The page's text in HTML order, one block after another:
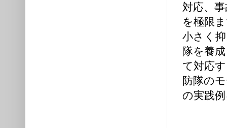
対応、
を極限
小さく
隊を養
て対応
防隊の
の実践